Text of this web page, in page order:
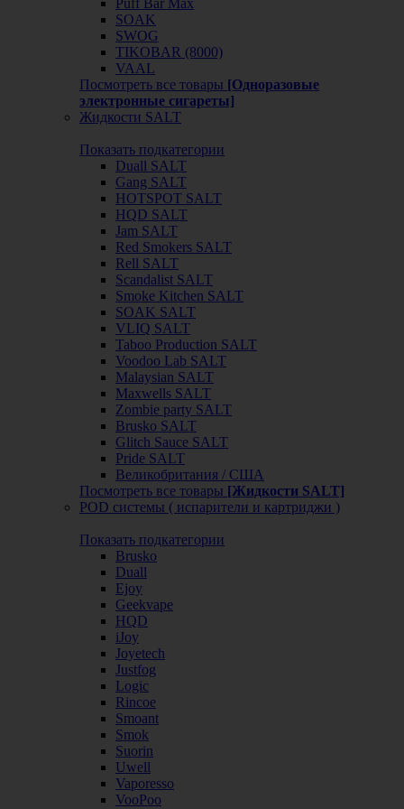
SOAK
SWOG
TIKOBAR (8000)
VAAL
Посмотреть все товары [Одноразовые
электронные сигареты]
Жидкости SALT
Показать подкатегории
Duall SALT
Gang SALT
HOTSPOT SALT
HQD SALT
Jam SALT
Red Smokers SALT
Rell SALT
Scandalist SALT
Smoke Kitchen SALT
SOAK SALT
VLIQ SALT
Taboo Production SALT
Voodoo Lab SALT
Malaysian SALT
Maxwells SALT
Zombie party SALT
Brusko SALT
Glitch Sauce SALT
Pride SALT
Великобритания / США
Посмотреть все товары [Жидкости SALT]
POD системы ( испарители и картриджи )
Показать подкатегории
Brusko
Duall
Ejoy
Geekvape
HQD
iJoy
Joyetech
Justfog
Logic
Rincoe
Smoant
Smok
Suorin
Uwell
Vaporesso
VooPoo